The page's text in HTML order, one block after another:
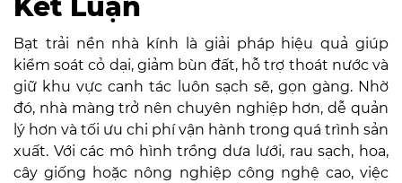
Kết Luận
Bạt trải nền nhà kính là giải pháp hiệu quả giúp
kiểm soát cỏ dại, giảm bùn đất, hỗ trợ thoát nước và
giữ khu vực canh tác luôn sạch sẽ, gọn gàng. Nhờ
đó, nhà màng trở nên chuyên nghiệp hơn, dễ quản
lý hơn và tối ưu chi phí vận hành trong quá trình sản
xuất. Với các mô hình trồng dưa lưới, rau sạch, hoa,
cây giống hoặc nông nghiệp công nghệ cao, việc